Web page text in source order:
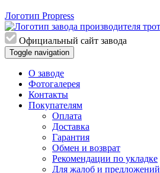
Логотип Propress
Официальный сайт завода
Toggle navigation
О заводе
Фотогалерея
Контакты
Покупателям
Оплата
Доставка
Гарантия
Обмен и возврат
Рекомендации по укладке
Для жалоб и предложений